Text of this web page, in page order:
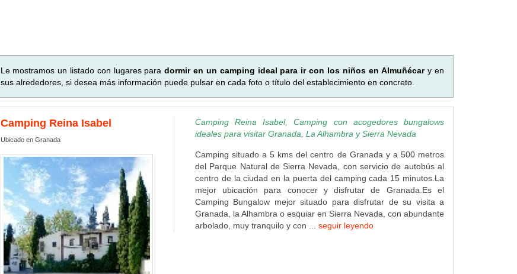
Le mostramos un listado con lugares paradormir en un camping ideal para ir con los niños en Almuñécary en
sus alrededores, si desea más información puede pulsar en cada foto o título del establecimiento en concreto.
Camping Reina Isabel
Ubicado en Granada
Camping Reina Isabel, Camping con acogedores bungalows
ideales para visitar Granada, La Alhambra y Sierra Nevada
Camping situado a 5 kms del centro de Granada y a 500 metros
del Parque Natural de Sierra Nevada, con servicio de autobús al
centro de la ciudad en la puerta del camping cada 15 minutos.La
mejor ubicación para conocer y disfrutar de Granada.Es el
Camping Bungalow mejor situado para disfrutar de su visita a
Granada, la Alhambra o esquiar en Sierra Nevada, con abundante
arbolado, muy tranquilo y con ... seguir leyendo